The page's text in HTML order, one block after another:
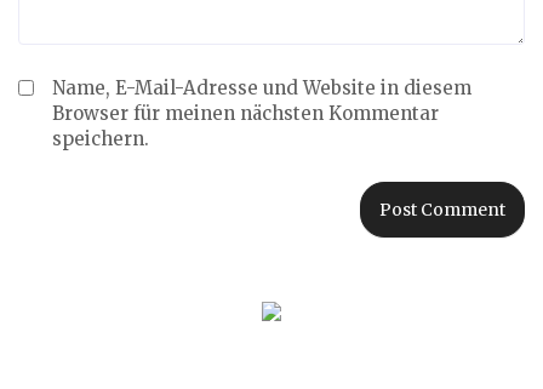
Name, E-Mail-Adresse und Website in diesem
Browser für meinen nächsten Kommentar
speichern.